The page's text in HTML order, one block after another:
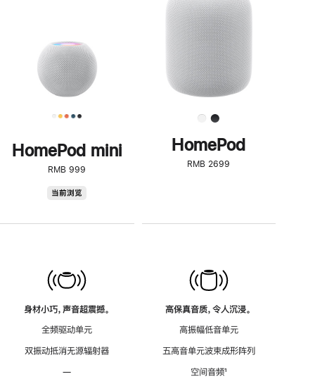
HomePod mini
RMB 999
当前浏览
身材小巧，声音超震撼。
全频驱动单元
双振动抵消无源辐射器
—
了
解
HomePod<
HomePod
RMB 2699
高保真音质，令人沉浸。
高振幅低音单元
五高音单元波束成形阵列
空间音频脚
¹